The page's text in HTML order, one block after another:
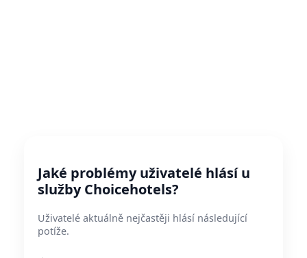
Jaké problémy uživatelé hlásí u
služby Choicehotels?
Uživatelé aktuálně nejčastěji hlásí následující
potíže.